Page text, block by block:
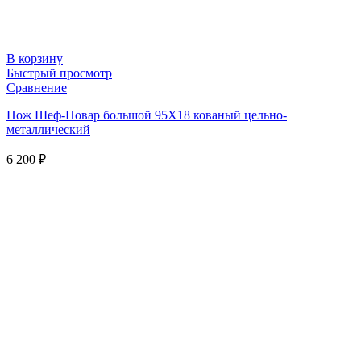
В корзину
Быстрый просмотр
Сравнение
Нож Шеф-Повар большой 95Х18 кованый цельно-
металлический
6 200 ₽